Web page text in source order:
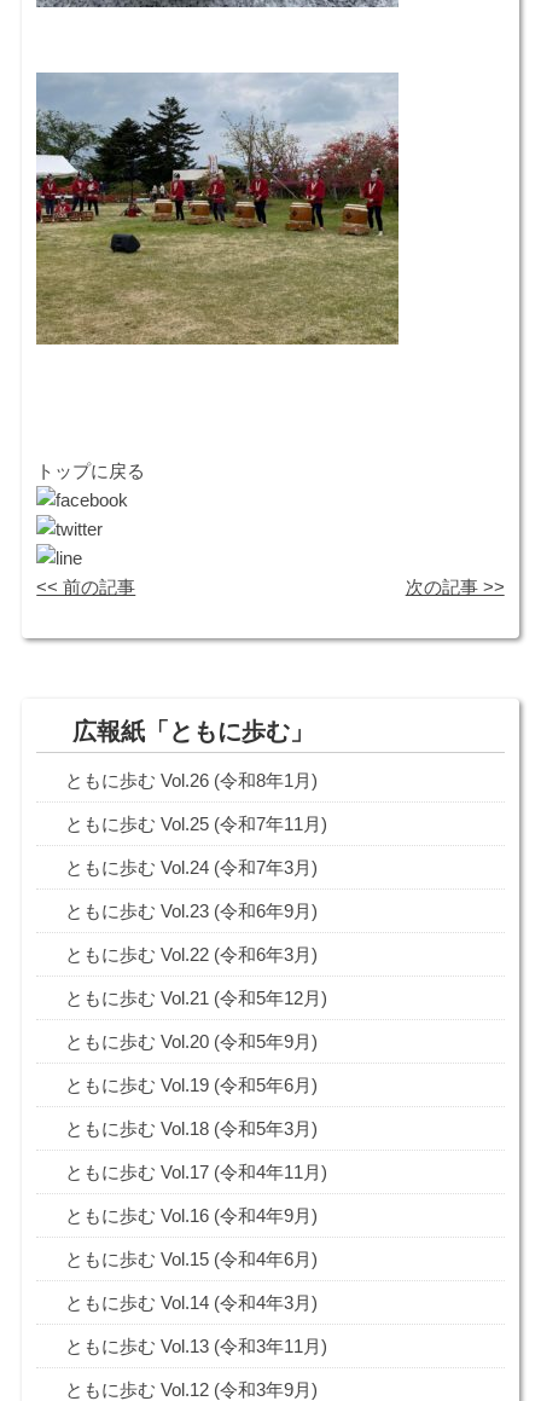
トップに戻る
<< 前の記事 次の記事 >>
広報紙「ともに歩む」
ともに歩む Vol.26 (令和8年1月)
ともに歩む Vol.25 (令和7年11月)
ともに歩む Vol.24 (令和7年3月)
ともに歩む Vol.23 (令和6年9月)
ともに歩む Vol.22 (令和6年3月)
ともに歩む Vol.21 (令和5年12月)
ともに歩む Vol.20 (令和5年9月)
ともに歩む Vol.19 (令和5年6月)
ともに歩む Vol.18 (令和5年3月)
ともに歩む Vol.17 (令和4年11月)
ともに歩む Vol.16 (令和4年9月)
ともに歩む Vol.15 (令和4年6月)
ともに歩む Vol.14 (令和4年3月)
ともに歩む Vol.13 (令和3年11月)
ともに歩む Vol.12 (令和3年9月)